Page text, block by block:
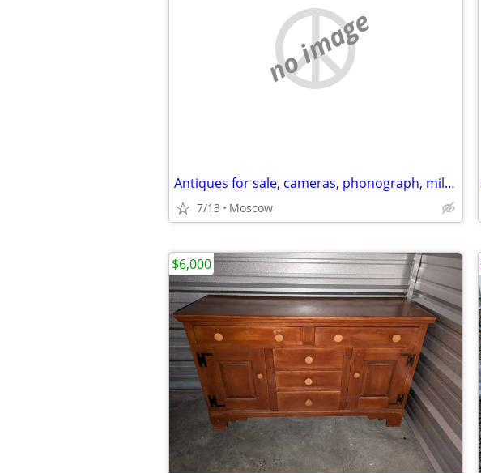
no image
Antiques for sale, cameras, phonograph, military memorabilia
7/13 Moscow
$6,000